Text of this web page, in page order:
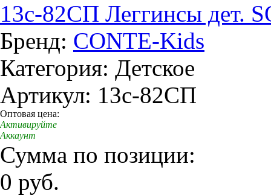
13c-82СП Леггинсы дет.
Бренд: CONTE-Kids
Категория: Детское
Артикул: 13c-82СП
Оптовая цена:
Активируйте
Аккаунт
Сумма по позиции:
0 руб.